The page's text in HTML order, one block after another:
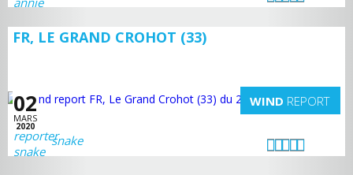
FR, LE GRAND CROHOT (33)
02
MARS
2020
WIND REPORT
snake